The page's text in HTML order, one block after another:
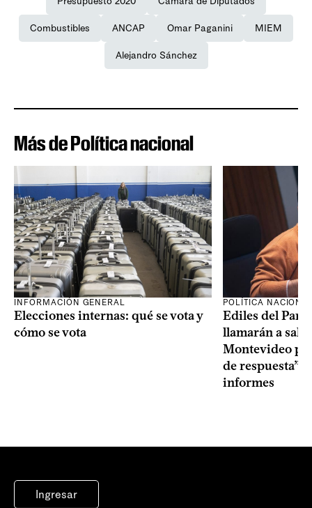
Combustibles ANCAP Omar Paganini MIEM
Alejandro Sánchez
Más de Política nacional
INFORMACIÓN GENERAL
Elecciones internas: qué se vota y
cómo se vota
POLÍTICA
Ediles del
llamarán a sala
Montevideo
de respuesta”
informes
Ingresar